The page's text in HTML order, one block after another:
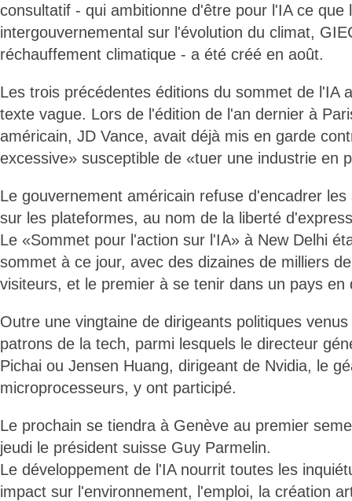
consultatif - qui ambitionne d'être pour l'IA ce que
intergouvernemental sur l'évolution du climat,
réchauffement climatique - a été créé en août.
Les trois précédentes éditions du sommet de l'IA
texte vague. Lors de l'édition de l'an dernier à
américain, JD Vance, avait déjà mis en garde
excessive» susceptible de «tuer une industrie en
Le gouvernement américain refuse d'encadrer
sur les plateformes, au nom de la liberté
Le «Sommet pour l'action sur l'IA» à New Delhi
sommet à ce jour, avec des dizaines de milliers
visiteurs, et le premier à se tenir dans un pays en
Outre une vingtaine de dirigeants politiques
patrons de la tech, parmi lesquels le directeur
Pichai ou Jensen Huang, dirigeant de Nvidia, le
microprocesseurs, y ont participé.
Le prochain se tiendra à Genève au premier
jeudi le président suisse Guy Parmelin.
Le développement de l'IA nourrit toutes les
impact sur l'environnement, l'emploi, la création